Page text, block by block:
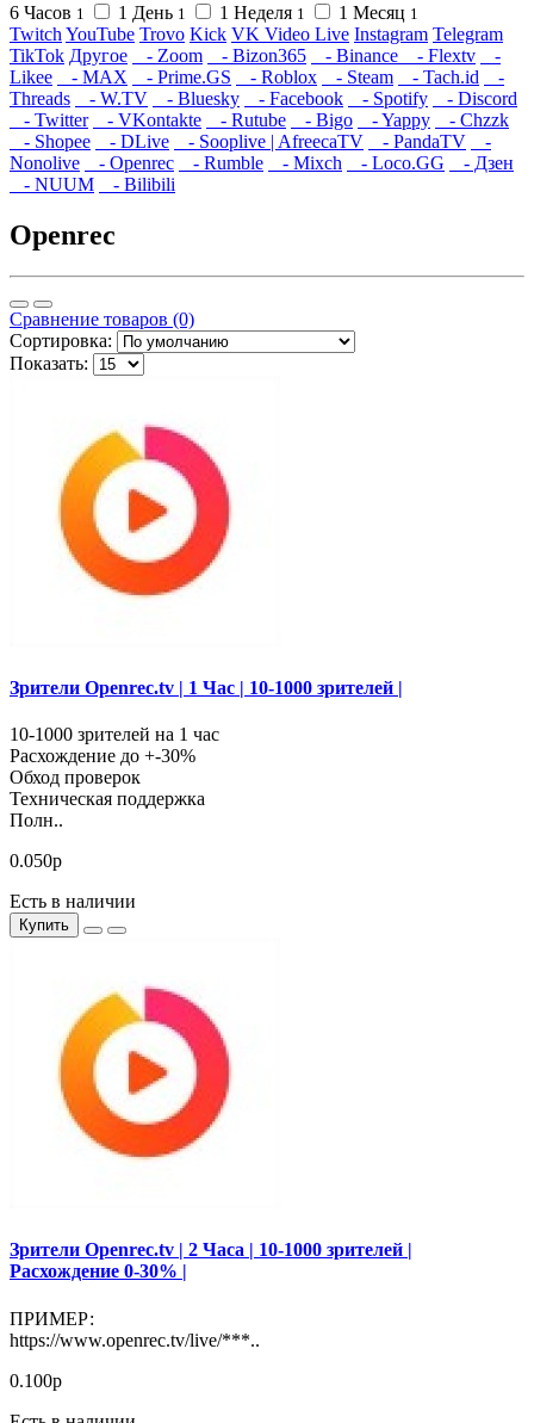
6 Часов 1 1 День 1 1 Неделя 1 1 Месяц 1
Twitch YouTube Trovo Kick VK Video Live Instagram Telegram
TikTok Другое - Zoom - Bizon365 - Binance - Flextv
-
Likee
- MAX - Prime.GS - Roblox - Steam - Tach.id
-
Threads
- W.TV - Bluesky - Facebook - Spotify
- Discord
- Twitter
- VKontakte - Rutube - Bigo - Yappy
- Chzzk
- Shopee
- DLive - Sooplive | AfreecaTV - PandaTV
-
Nonolive
- Openrec - Rumble - Mixch - Loco.GG
- Дзен
- NUUM
- Bilibili
Openrec
Сравнение товаров (0)
Сортировка:
Показать:
Зрители Openrec.tv | 1 Час | 10-1000 зрителей |
10-1000 зрителей на 1 час
Расхождение до +-30%
Обход проверок
Техническая поддержка
Полн..
0.050р
Есть в наличии
Купить
Зрители Openrec.tv | 2 Часа | 10-1000 зрителей |
Расхождение 0-30% |
ПРИМЕР:
https://www.openrec.tv/live/***..
0.100р